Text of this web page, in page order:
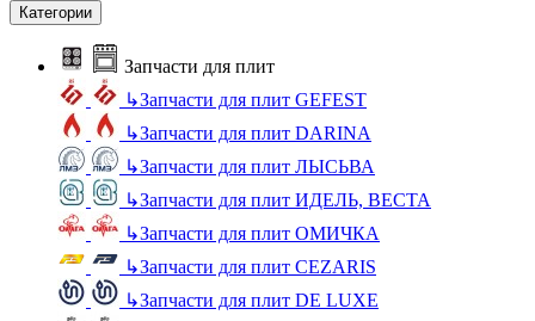
Категории
Запчасти для плит
↳Запчасти для плит GEFEST
↳Запчасти для плит DARINA
↳Запчасти для плит ЛЫСЬВА
↳Запчасти для плит ИДЕЛЬ, ВЕСТА
↳Запчасти для плит ОМИЧКА
↳Запчасти для плит CEZARIS
↳Запчасти для плит DE LUXE